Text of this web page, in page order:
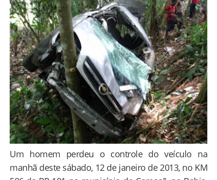
Um homem perdeu o controle do veículo na
manhã deste sábado, 12 de janeiro de 2013, no KM